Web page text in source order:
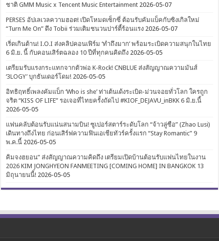
ชาติ GMM Music x Tencent Music Entertainment 2026-05-07
PERSES อัปเลเวลความฮอต! เปิดโหมดเซ็กซี่ ต้อนรับคัมแบ็คกับซิงเกิลใหม่
“Turn Me On” ดึง Tobii ร่วมเติมชนวนปาร์ตี้ร้อนแรง 2026-05-07
เริ่ดเกินต้าน! I.O.I ส่งคลิปคอนเฟิร์ม ‘ทำถึงมาก’ พร้อมระเบิดความสนุกในไทย
6 มิ.ย. นี้ กับคอนเสิร์ตฉลอง 10 ปีที่ทุกคนคิดถึง 2026-05-05
เตรียมรับแรงกระแทกจากตัวพ่อ K-Rock! CNBLUE ส่งสัญญาณความมันส์
‘3LOGY’ บุกธันเดอร์โดม! 2026-05-05
อิทธิฤทธิ์เพลงคัมแบ็ก ‘Who is she’ ท่าเต้นเด้งระเบิด-ม่วนจอยทั่วโลก ใครถูก
จริต “KISS OF LIFE” รอเจอที่ไทยครั้งถัดไป #KIOF_DEJAVU_inBKK 6 มิ.ย.นี้
2026-05-05
แฟนคลับต้อนรับแน่นสนามบิน! ซูเปอร์สตาร์ระดับโลก “จ้าวลู่ซือ” (Zhao Lusi)
เดินทางถึงไทย ก่อนเสิร์ฟความฟินเอเชียทัวร์ครั้งแรก “Stay Romantic” 9
พ.ค.นี้ 2026-05-05
คิมจงฮยอน” ส่งสัญญาณความคิดถึง เตรียมเปิดบ้านต้อนรับแฟนไทยในงาน
2026 KIM JONGHYEON FANMEETING [COMING HOME] IN BANGKOK 13
มิถุนายนนี้! 2026-05-05